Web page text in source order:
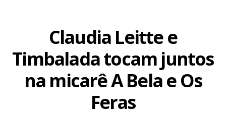
Claudia Leitte e
Timbalada tocam juntos
na micarê A Bela e Os
Feras